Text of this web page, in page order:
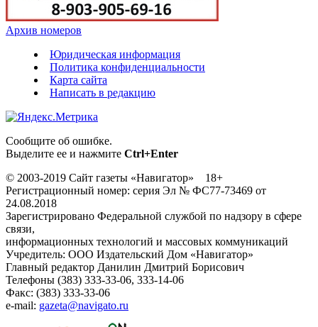
Архив номеров
Юридическая информация
Политика конфиденциальности
Карта сайта
Написать в редакцию
Сообщите об ошибке.
Выделите ее и нажмите Ctrl+Enter
© 2003-2019 Сайт газеты «Навигатор» 18+
Регистрационный номер: серия Эл № ФС77-73469 от
24.08.2018
Зарегистрировано Федеральной службой по надзору в сфере
связи,
информационных технологий и массовых коммуникаций
Учредитель: ООО Издательский Дом «Навигатор»
Главный редактор Данилин Дмитрий Борисович
Телефоны (383) 333-33-06, 333-14-06
Факс: (383) 333-33-06
e-mail: gazeta@navigato.ru